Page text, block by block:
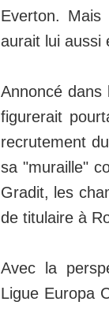
Everton.
aurait lui aussi
Annoncé dans
figurerait
recrutement
sa "muraille"
Gradit, les
de titulaire à
Avec la
Ligue Europa